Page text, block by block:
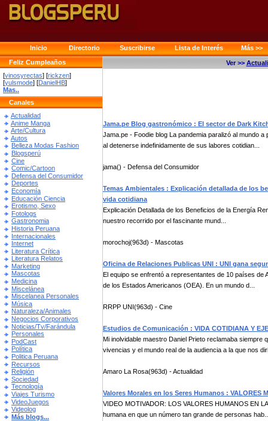
Inicio Directorio Suscribirse Lista de Interés
Más >>
Feliz Cumpleaños
[vinosyrectas] [rickzen]
[yulsmode] [DanielHB]
Mas..
Canales
Actualidad
Anime Manga
Arte/Cultura
Autos
Belleza Modas Fashion
Blogsperú
Cine
Comic/Cartoon
Defensa del Consumidor
Deportes
Economía
Educación Ciencia
Erotismo, Sexo
Fotologs
Gastronomia
Historia Peruana
Internacionales
Internet
Literatura Crítica
Literatura Relatos
Marketing
Mascotas
Medicina
Miscelánea
Miscelanea Personales
Música
Naturaleza/Animales
Negocios Corporativos
Noticias/Tv/Farándula
Personales
PodCast
Política
Politica Peruana
Recursos
Religión
Sociedad
Tecnología
Viajes Turismo
VideoJuegos
Videolog
Más blogs...
Ver >>
Jama.pe Blog gastronómico : El sector de Dark
Jama.pe - Foodie blog La pandemia paralizó al mundo
al detenerse indefinidamente de sus labores cotidian...
jama() - Defensa del Consumidor
Temas Ambientales : Explicación detallada de los
vida cotidiana
Explicación Detallada de los Beneficios de la Energía
nuestro recorrido por el fascinante mund...
morochoj(963d) - Mascotas
Oficina de Relaciones Publicas UNI : UNI gana
El equipo se enfrentó a representantes de 10 países de
de los Estados Americanos (OEA). En un mundo d...
RRPP UNI(963d) - Cine
Estudios de Comunicación : VIDA COTIDIANA Y
Mi inolvidable maestro Daniel Prieto reclamaba
vivencias y el mundo real de la audiencia a la que nos
Amaro La Rosa(963d) - Actualidad
Valores Morales en los Seres Humanos : VALORES
VIDEO MOTIVADOR: LOS VALORES HUMANOS EN
humana en que un número tan grande de personas